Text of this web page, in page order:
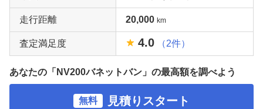
走行距離 20,000 km
査定満足度 4.0 （2件）
あなたの「NV200バネットバン」の最高額を調べよう
無料 見積りスタート